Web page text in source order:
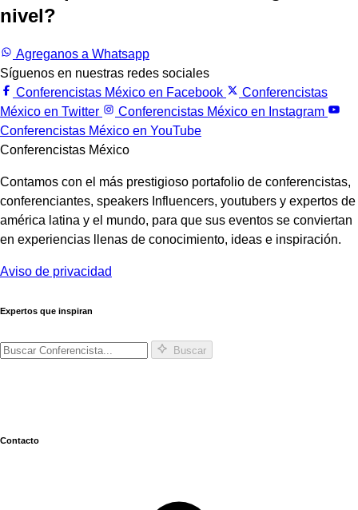
nivel?
Agreganos a Whatsapp
Síguenos en nuestras redes sociales
Conferencistas México en Facebook
Conferencistas
México en Twitter
Conferencistas México en Instagram
Conferencistas México en YouTube
Conferencistas México
Contamos con el más prestigioso portafolio de conferencistas,
conferenciantes, speakers Influencers, youtubers y expertos de
américa latina y el mundo, para que sus eventos se conviertan
en experiencias llenas de conocimiento, ideas e inspiración.
Aviso de privacidad
Expertos que inspiran
Buscar
Contacto